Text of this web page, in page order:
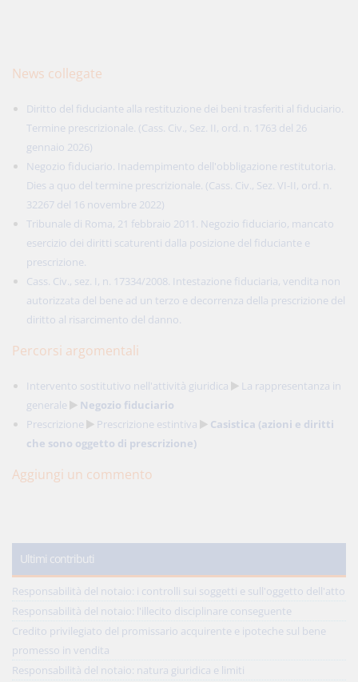
News collegate
Diritto del fiduciante alla restituzione dei beni trasferiti al fiduciario.
Termine prescrizionale. (Cass. Civ., Sez. II, ord. n. 1763 del 26
gennaio 2026)
Negozio fiduciario. Inadempimento dell'obbligazione restitutoria.
Dies a quo del termine prescrizionale. (Cass. Civ., Sez. VI-II, ord. n.
32267 del 16 novembre 2022)
Tribunale di Roma, 21 febbraio 2011. Negozio fiduciario, mancato
esercizio dei diritti scaturenti dalla posizione del fiduciante e
prescrizione.
Cass. Civ., sez. I, n. 17334/2008. Intestazione fiduciaria, vendita non
autorizzata del bene ad un terzo e decorrenza della prescrizione del
diritto al risarcimento del danno.
Percorsi argomentali
Intervento sostitutivo nell'attività giuridica
La rappresentanza in
generale
Negozio fiduciario
Prescrizione
Prescrizione estintiva
Casistica (azioni e diritti
che sono oggetto di prescrizione)
Aggiungi un commento
Ultimi contributi
Responsabilità del notaio: i controlli sui soggetti e sull'oggetto dell'atto
Responsabilità del notaio: l'illecito disciplinare conseguente
Credito privilegiato del promissario acquirente e ipoteche sul bene
promesso in vendita
Responsabilità del notaio: natura giuridica e limiti